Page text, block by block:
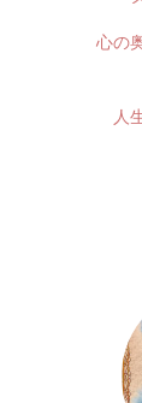
心の
人